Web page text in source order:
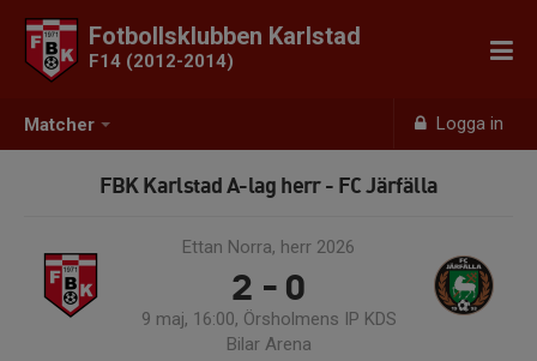
Matcher Logga in
Fotbollsklubben Karlstad
F14 (2012-2014)
FBK Karlstad A-lag herr - FC Järfälla
Ettan Norra, herr 2026
2 - 0
9 maj, 16:00, Örsholmens IP KDS
Bilar Arena